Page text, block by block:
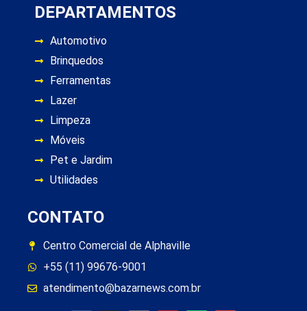
DEPARTAMENTOS
Automotivo
Brinquedos
Ferramentas
Lazer
Limpeza
Móveis
Pet e Jardim
Utilidades
CONTATO
Centro Comercial de Alphaville
+55 (11) 99676-9001
atendimento@bazarnews.com.br